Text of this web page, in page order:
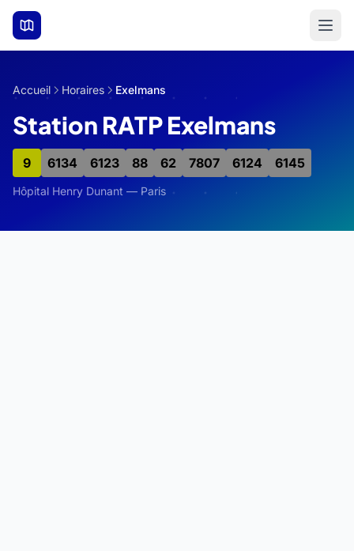
Aller au contenu principal
Accueil Horaires Exelmans
Station RATP Exelmans
9 6134 6123 88 62 7807 6124 6145
Hôpital Henry Dunant — Paris